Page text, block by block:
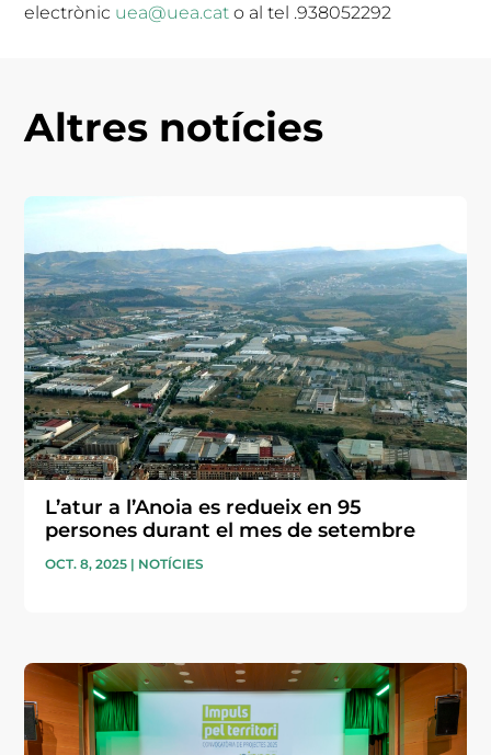
electrònic uea@uea.cat o al tel .938052292
Altres notícies
L’atur a l’Anoia es redueix en 95
persones durant el mes de setembre
OCT. 8, 2025 | NOTÍCIES